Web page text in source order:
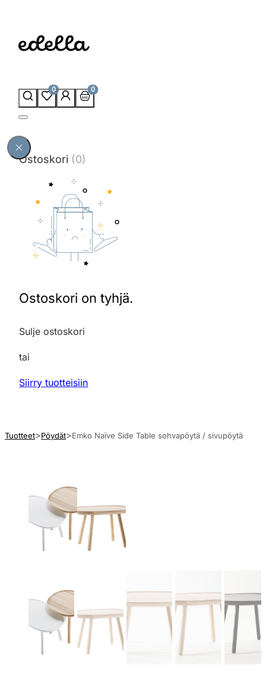
0 0
Ostoskori (0)
Ostoskori on tyhjä.
Sulje ostoskori
tai
Siirry tuotteisiin
Tuotteet Pöydät Emko Naïve Side Table sohvapöytä / sivupöytä